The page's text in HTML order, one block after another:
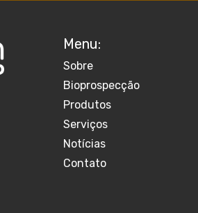
Menu:
Sobre
Bioprospecção
Produtos
Serviços
Notícias
Contato